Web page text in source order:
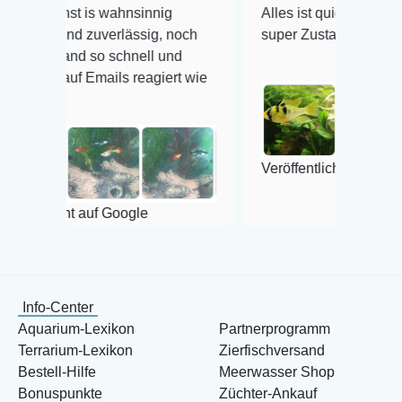
noch
schnell und
reagiert wie
Alles ist quick lebendig und im
super Zustand. Gerne wieder 😃
Veröffentlicht auf Google
Info-Center
Aquarium-Lexikon
Terrarium-Lexikon
Bestell-Hilfe
Bonuspunkte
Partnerprogramm
Zierfischversand
Meerwasser Shop
Züchter-Ankauf